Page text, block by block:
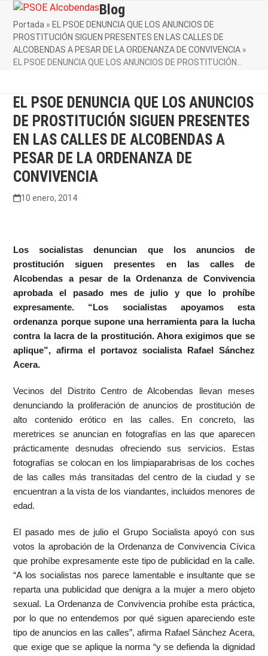
Skip
content
Open
mobile
menu
Close
mobile
menu
Blog
Portada » EL PSOE DENUNCIA QUE LOS ANUNCIOS DE
PROSTITUCIÓN SIGUEN PRESENTES EN LAS CALLES DE
ALCOBENDAS A PESAR DE LA ORDENANZA DE CONVIVENCIA »
EL PSOE DENUNCIA QUE LOS ANUNCIOS DE PROSTITUCIÓN…
EL PSOE DENUNCIA QUE LOS ANUNCIOS
DE PROSTITUCIÓN SIGUEN PRESENTES
EN LAS CALLES DE ALCOBENDAS A
PESAR DE LA ORDENANZA DE
CONVIVENCIA
10 enero, 2014
Los socialistas denuncian que los anuncios de
prostitución siguen presentes en las calles de
Alcobendas a pesar de la Ordenanza de Convivencia
aprobada el pasado mes de julio y que lo prohíbe
expresamente. “Los socialistas apoyamos esta
ordenanza porque supone una herramienta para la lucha
contra la lacra de la prostitución. Ahora exigimos que se
aplique”, afirma el portavoz socialista Rafael Sánchez
Acera.
Vecinos del Distrito Centro de Alcobendas llevan meses
denunciando la proliferación de anuncios de prostitución de
alto contenido erótico en las calles. En concreto, las
meretrices se anuncian en fotografías en las que aparecen
prácticamente desnudas ofreciendo sus servicios. Estas
fotografías se colocan en los limpiaparabrisas de los coches
de las calles más transitadas del centro de la ciudad y se
encuentran a la vista de los viandantes, incluidos menores de
edad.
El pasado mes de julio el Grupo Socialista apoyó con sus
votos la aprobación de la Ordenanza de Convivencia Cívica
que prohíbe expresamente este tipo de publicidad en la calle.
“A los socialistas nos parece lamentable e insultante que se
reparta una publicidad que denigra a la mujer a mero objeto
sexual. La Ordenanza de Convivencia prohíbe esta práctica,
por lo que no entendemos por qué siguen apareciendo este
tipo de anuncios en las calles”, afirma Rafael Sánchez Acera,
que exige que se aplique la norma “y se defienda la dignidad